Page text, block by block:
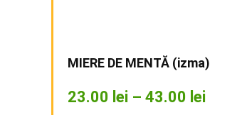
MIERE DE MENTĂ (izma)
23.00 lei – 43.00 lei